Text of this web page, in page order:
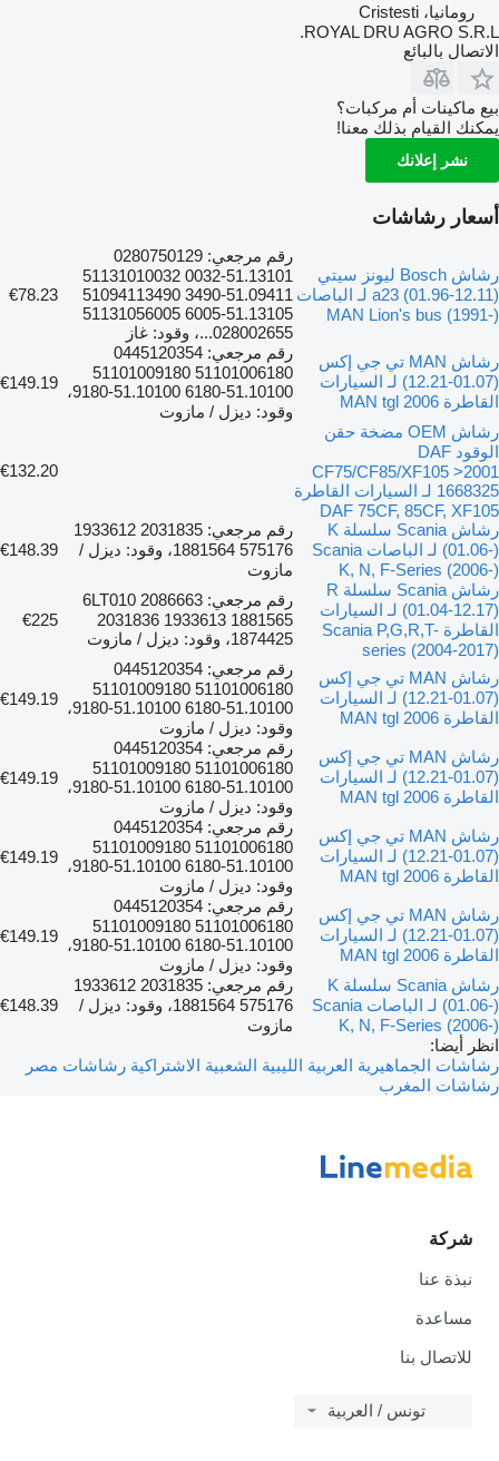
رومانيا، Cristesti
ROYAL DRU AGRO S.R.L.
الاتصال بالبائع
بيع ماكينات أم مركبات؟
يمكنك القيام بذلك معنا!
نشر إعلانك
أسعار رشاشات
رشاش Bosch ليونز سيتي
a23 (01.96-12.11) لـ الباصات
MAN Lion's bus (1991-)
رقم مرجعي: 0280750129
51.13101-0032 51131010032
51.09411-3490 51094113490
51.13105-6005 51131056005
028002655...، وقود: غاز
€78.23
رشاش MAN تي جي إكس
(01.07-12.21) لـ السيارات
القاطرة MAN tgl 2006
رقم مرجعي: 0445120354
51101006180 51101009180
51.10100-6180 51.10100-9180،
وقود: ديزل / مازوت
€149.19
رشاش OEM مضخة حقن
الوقود DAF
CF75/CF85/XF105 >2001
1668325 لـ السيارات القاطرة
DAF 75CF, 85CF, XF105
€132.20
رشاش Scania سلسلة K
(01.06-) لـ الباصات Scania
K, N, F-Series (2006-)
رقم مرجعي: 2031835 1933612
575176 1881564، وقود: ديزل /
مازوت
€148.39
رشاش Scania سلسلة R
(01.04-12.17) لـ السيارات
القاطرة Scania P,G,R,T-
series (2004-2017)
رقم مرجعي: 2086663 6LT010
2031836 1933613 1881565
1874425، وقود: ديزل / مازوت
€225
رشاش MAN تي جي إكس
(01.07-12.21) لـ السيارات
القاطرة MAN tgl 2006
رقم مرجعي: 0445120354
51101006180 51101009180
51.10100-6180 51.10100-9180،
وقود: ديزل / مازوت
€149.19
رشاش MAN تي جي إكس
(01.07-12.21) لـ السيارات
القاطرة MAN tgl 2006
رقم مرجعي: 0445120354
51101006180 51101009180
51.10100-6180 51.10100-9180،
وقود: ديزل / مازوت
€149.19
رشاش MAN تي جي إكس
(01.07-12.21) لـ السيارات
القاطرة MAN tgl 2006
رقم مرجعي: 0445120354
51101006180 51101009180
51.10100-6180 51.10100-9180،
وقود: ديزل / مازوت
€149.19
رشاش MAN تي جي إكس
(01.07-12.21) لـ السيارات
القاطرة MAN tgl 2006
رقم مرجعي: 0445120354
51101006180 51101009180
51.10100-6180 51.10100-9180،
وقود: ديزل / مازوت
€149.19
رشاش Scania سلسلة K
(01.06-) لـ الباصات Scania
K, N, F-Series (2006-)
رقم مرجعي: 2031835 1933612
575176 1881564، وقود: ديزل /
مازوت
€148.39
انظر أيضا:
رشاشات الجماهيرية العربية الليبية الشعبية الاشتراكية رشاشات مصر
رشاشات المغرب
شركة
نبذة عنا
مساعدة
للاتصال بنا
تونس / العربية